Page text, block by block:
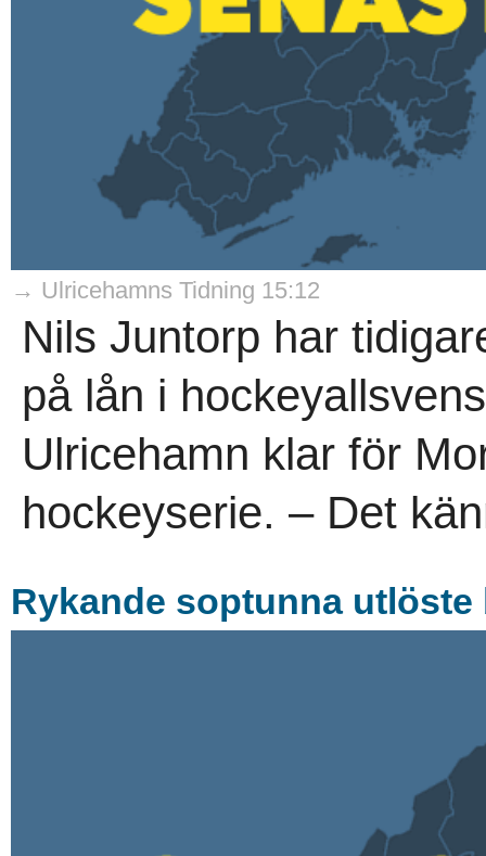
→ Ulricehamns Tidning 15:12
Nils Juntorp har
på lån i
Ulricehamn klar för
hockeyserie. – Det
Rykande soptunna